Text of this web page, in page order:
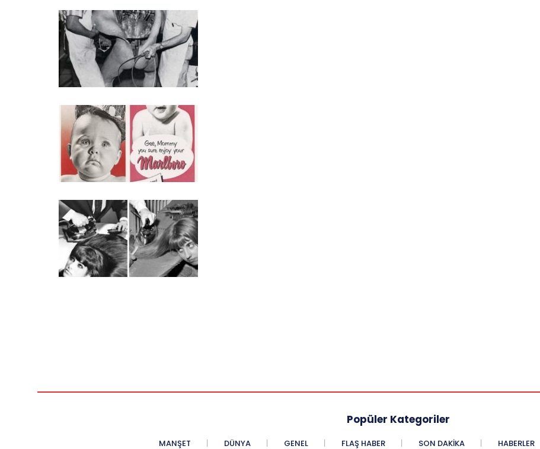
Popüler Kategoriler
MANŞET DÜNYA GENEL FLAŞ HABER SON DAKIKA HABERLER